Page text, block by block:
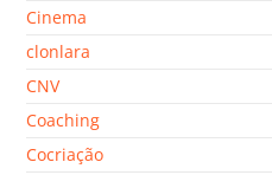
Cinema
clonlara
CNV
Coaching
Cocriação